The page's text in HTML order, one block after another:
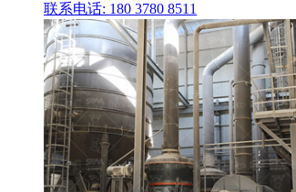
联系电话: 180 3780 8511